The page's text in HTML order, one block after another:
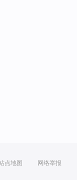
点地图 网络举报